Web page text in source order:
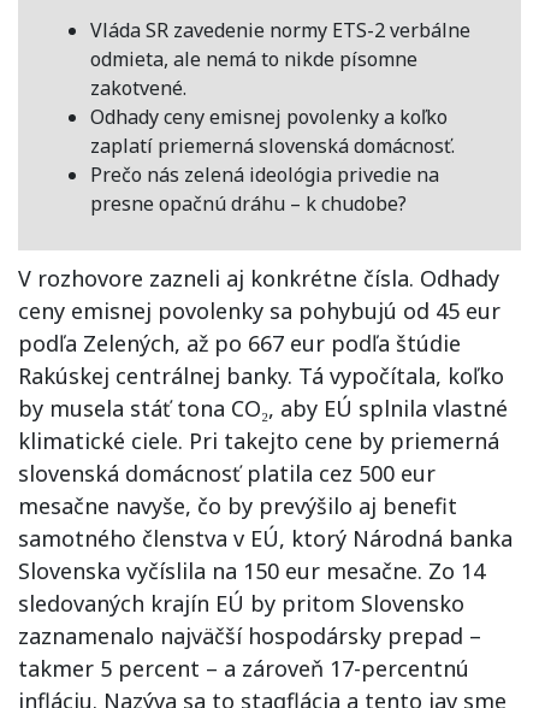
Vláda SR zavedenie normy ETS-2 verbálne
odmieta, ale nemá to nikde písomne
zakotvené.
Odhady ceny emisnej povolenky a koľko
zaplatí priemerná slovenská domácnosť.
Prečo nás zelená ideológia privedie na
presne opačnú dráhu – k chudobe?
V rozhovore zazneli aj konkrétne čísla. Odhady
ceny emisnej povolenky sa pohybujú od 45 eur
podľa Zelených, až po 667 eur podľa štúdie
Rakúskej centrálnej banky. Tá vypočítala, koľko
by musela stáť tona CO₂, aby EÚ splnila vlastné
klimatické ciele. Pri takejto cene by priemerná
slovenská domácnosť platila cez 500 eur
mesačne navyše, čo by prevýšilo aj benefit
samotného členstva v EÚ, ktorý Národná banka
Slovenska vyčíslila na 150 eur mesačne. Zo 14
sledovaných krajín EÚ by pritom Slovensko
zaznamenalo najväčší hospodársky prepad –
takmer 5 percent – a zároveň 17-percentnú
infláciu. Nazýva sa to stagflácia a tento jav sme